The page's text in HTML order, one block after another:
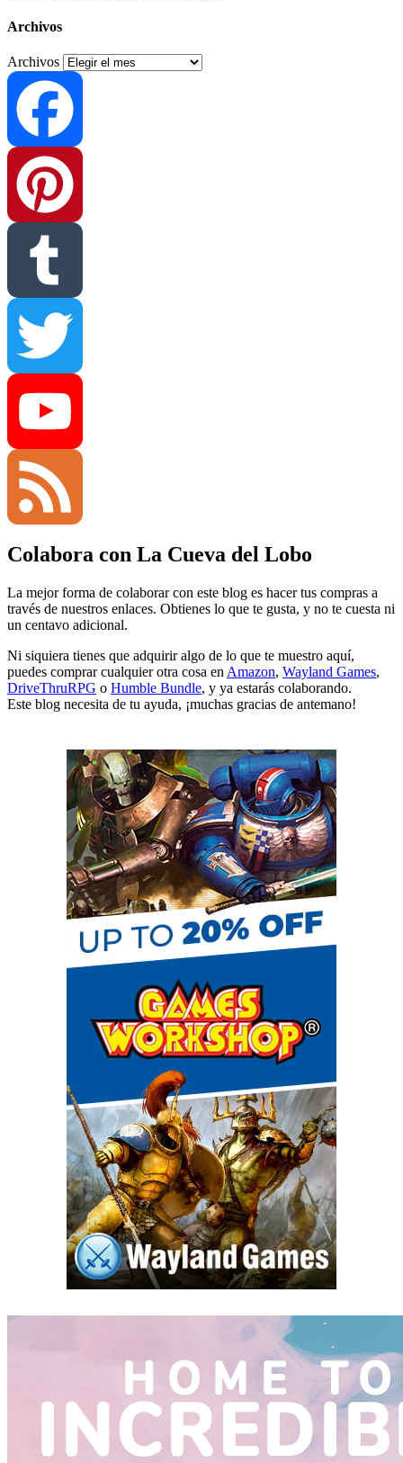
Archivos
Archivos
Facebook
Pinterest
Tumblr
Twitter
YouTube
Channel
Feed
Colabora con La Cueva del Lobo
La mejor forma de colaborar con este blog es hacer tus compras a
través de nuestros enlaces. Obtienes lo que te gusta, y no te cuesta ni
un centavo adicional.
Ni siquiera tienes que adquirir algo de lo que te muestro aquí,
puedes comprar cualquier otra cosa en Amazon, Wayland Games,
DriveThruRPG o Humble Bundle, y ya estarás colaborando.
Este blog necesita de tu ayuda, ¡muchas gracias de antemano!